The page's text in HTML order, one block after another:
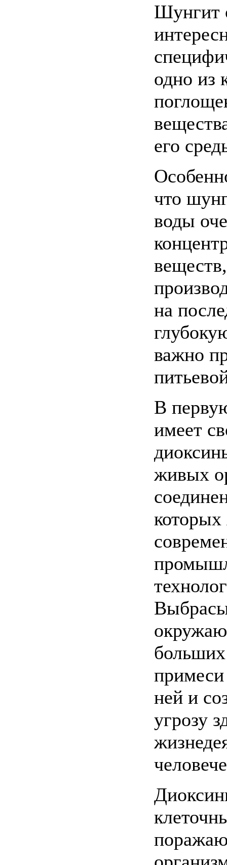
Шунгит
одно из
его
что
воды
на
важно
В
имеет
живых
которых
больших
примеси
ней и
угрозу